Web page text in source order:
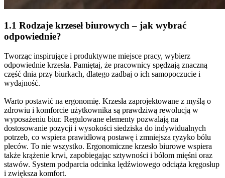
1.1 Rodzaje krzeseł biurowych – jak wybrać
odpowiednie?
Tworząc inspirujące i produktywne miejsce pracy, wybierz
odpowiednie krzesła. Pamiętaj, że pracownicy spędzają znaczną
część dnia przy biurkach, dlatego zadbaj o ich samopoczucie i
wydajność.
Warto postawić na ergonomię. Krzesła zaprojektowane z myślą o
zdrowiu i komforcie użytkownika są prawdziwą rewolucją w
wyposażeniu biur. Regulowane elementy pozwalają na
dostosowanie pozycji i wysokości siedziska do indywidualnych
potrzeb, co wspiera prawidłową postawę i zmniejsza ryzyko bólu
pleców. To nie wszystko. Ergonomiczne krzesło biurowe wspiera
także krążenie krwi, zapobiegając sztywności i bólom mięśni oraz
stawów. System podparcia odcinka lędźwiowego odciąża kręgosłup
i zwiększa komfort.